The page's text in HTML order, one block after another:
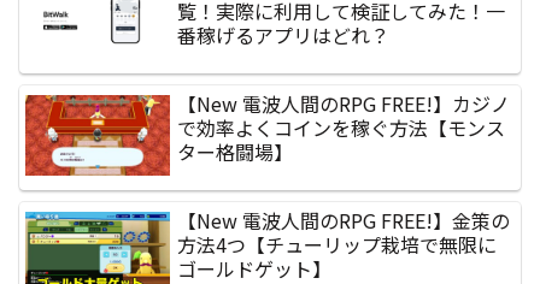
覧！実際に利用して検証してみた！一
番稼げるアプリはどれ？
【New 電波人間のRPG FREE!】カジノ
で効率よくコインを稼ぐ方法【モンス
ター格闘場】
【New 電波人間のRPG FREE!】金策の
方法4つ【チューリップ栽培で無限に
ゴールドゲット】